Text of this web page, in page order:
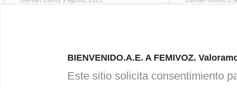
BIENVENIDO.A.E. A FEMIVOZ.
Este sitio solicita consentimiento